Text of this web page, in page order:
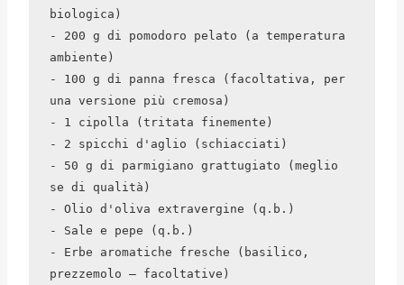
biologica)
- 200 g di pomodoro pelato (a temperatura
ambiente)
- 100 g di panna fresca (facoltativa, per
una versione più cremosa)
- 1 cipolla (tritata finemente)
- 2 spicchi d'aglio (schiacciati)
- 50 g di parmigiano grattugiato (meglio
se di qualità)
- Olio d'oliva extravergine (q.b.)
- Sale e pepe (q.b.)
- Erbe aromatiche fresche (basilico,
prezzemolo – facoltative)